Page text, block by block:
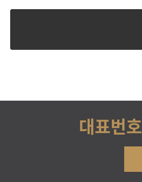
대표번호